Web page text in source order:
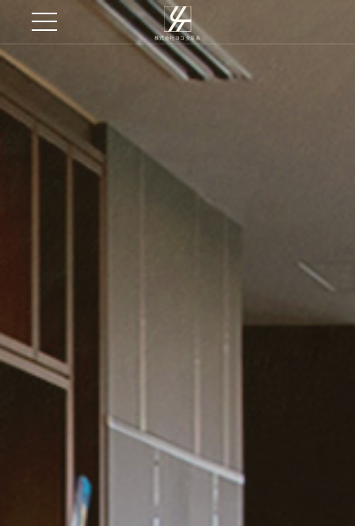
株式会社ヨコタ店装